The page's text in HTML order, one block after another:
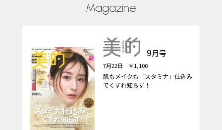
Magazine
9月号
7月22日 ￥1,100
肌もメイクも「スタミナ」仕込み
でくずれ知らず！